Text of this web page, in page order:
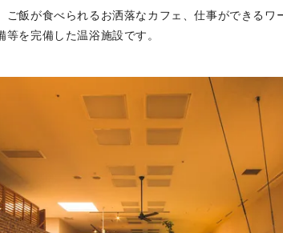
ご飯が食べられるお洒落なカフェ、仕事ができるワ
を完備した温浴施設です。